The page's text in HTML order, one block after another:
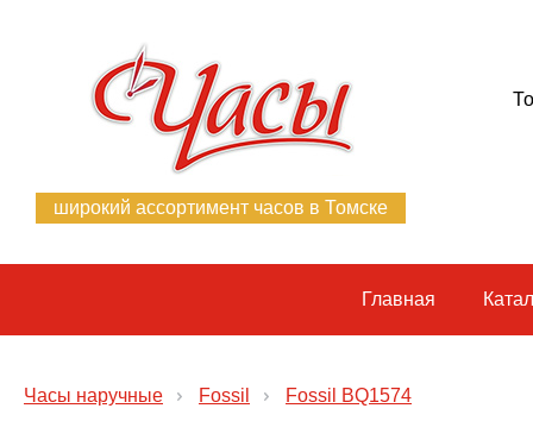
широкий ассортимент часов в Томске
Главная
Часы наручные Fossil Fossil BQ1574